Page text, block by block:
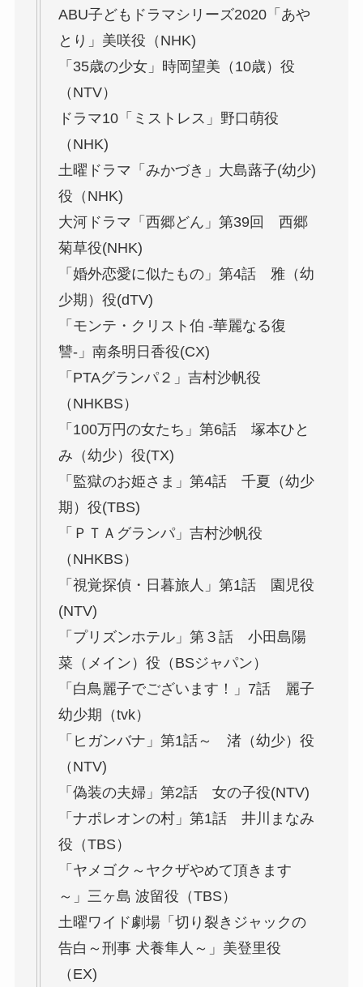
ABU子どもドラマシリーズ2020「あや
とり」美咲役（NHK)
「35歳の少女」時岡望美（10歳）役
（NTV）
ドラマ10「ミストレス」野口萌役
（NHK)
土曜ドラマ「みかづき」大島蕗子(幼少)
役（NHK)
大河ドラマ「西郷どん」第39回 西郷
菊草役(NHK)
「婚外恋愛に似たもの」第4話 雅（幼
少期）役(dTV)
「モンテ・クリスト伯 -華麗なる復
讐-」南条明日香役(CX)
「PTAグランパ２」吉村沙帆役
（NHKBS）
「100万円の女たち」第6話 塚本ひと
み（幼少）役(TX)
「監獄のお姫さま」第4話 千夏（幼少
期）役(TBS)
「ＰＴＡグランパ」吉村沙帆役
（NHKBS）
「視覚探偵・日暮旅人」第1話 園児役
(NTV)
「プリズンホテル」第３話 小田島陽
菜（メイン）役（BSジャパン）
「白鳥麗子でございます！」7話 麗子
幼少期（tvk）
「ヒガンバナ」第1話～ 渚（幼少）役
（NTV)
「偽装の夫婦」第2話 女の子役(NTV)
「ナポレオンの村」第1話 井川まなみ
役（TBS）
「ヤメゴク～ヤクザやめて頂きます
～」三ヶ島 波留役（TBS）
土曜ワイド劇場「切り裂きジャックの
告白～刑事 犬養隼人～」美登里役
（EX)